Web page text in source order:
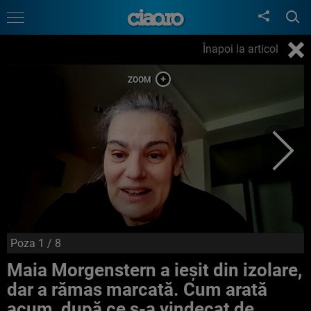
Înapoi la articol
Poza 1 / 8
Maia Morgenstern a ieșit din izolare,
dar a rămas marcată. Cum arată